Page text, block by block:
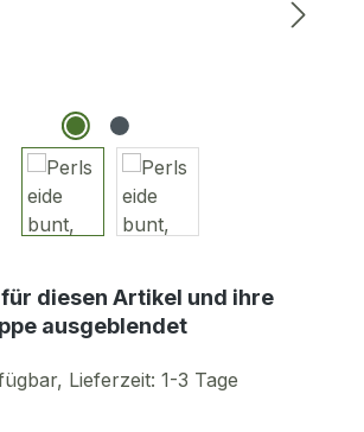
diesen Artikel und ihre
ausgeblendet
Lieferzeit: 1-3 Tage